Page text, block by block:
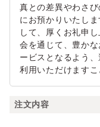
真との差異やわさ
にお預かりいたし
して、厚くお礼申
会を通じて、豊か
ービスとなるよう
利用いただけますこ
注文内容